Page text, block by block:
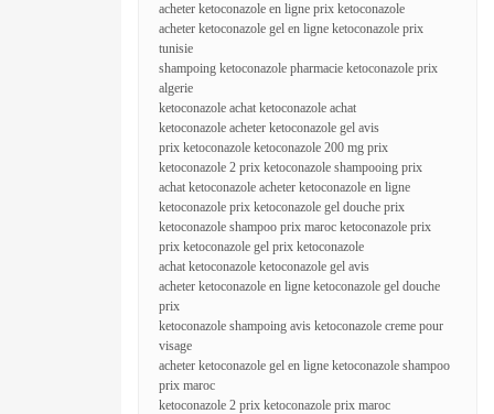
acheter ketoconazole en ligne prix ketoconazole
acheter ketoconazole gel en ligne ketoconazole prix
tunisie
shampoing ketoconazole pharmacie ketoconazole prix
algerie
ketoconazole achat ketoconazole achat
ketoconazole acheter ketoconazole gel avis
prix ketoconazole ketoconazole 200 mg prix
ketoconazole 2 prix ketoconazole shampooing prix
achat ketoconazole acheter ketoconazole en ligne
ketoconazole prix ketoconazole gel douche prix
ketoconazole shampoo prix maroc ketoconazole prix
prix ketoconazole gel prix ketoconazole
achat ketoconazole ketoconazole gel avis
acheter ketoconazole en ligne ketoconazole gel douche
prix
ketoconazole shampoing avis ketoconazole creme pour
visage
acheter ketoconazole gel en ligne ketoconazole shampoo
prix maroc
ketoconazole 2 prix ketoconazole prix maroc